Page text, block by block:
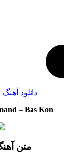
دانلود آهنگ
– Bas Kon
متن